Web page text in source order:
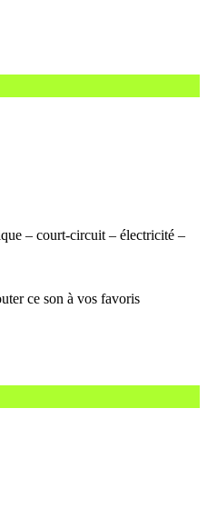
– court-circuit – électricité –